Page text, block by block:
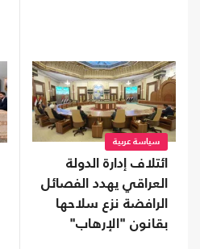
سياسة عربية
ائتلاف إدارة الدولة
العراقي يهدد الفصائل
الرافضة نزع سلاحها
بقانون "الإرهاب"